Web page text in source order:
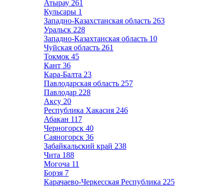
Атырау 261
Кульсары 1
Западно-Казахстанская область 263
Уральск 228
Западно-Казахтанская область 10
Чуйская область 261
Токмок 45
Кант 36
Кара-Балта 23
Павлодарская область 257
Павлодар 228
Аксу 20
Республика Хакасия 246
Абакан 117
Черногорск 40
Саяногорск 36
Забайкальский край 238
Чита 188
Могоча 11
Борзя 7
Карачаево-Черкесская Республика 225